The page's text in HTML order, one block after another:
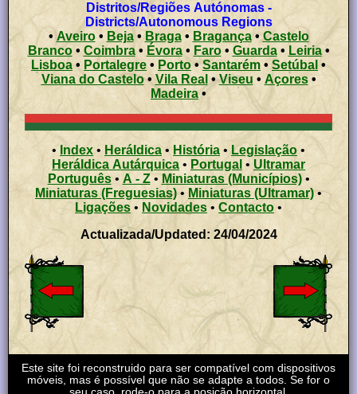
Distritos/Regiões Autónomas -
Districts/Autonomous Regions
•Aveiro• Beja• Braga• Bragança•Castelo
Branco• Coimbra• Évora• Faro• Guarda• Leiria•
Lisboa• Portalegre • Porto •Santarém • Setúbal •
Viana do Castelo• Vila Real •Viseu • Açores •
Madeira •
• Index • Heráldica • História • Legislação •
Heráldica Autárquica • Portugal •Ultramar
Português• A - Z•Miniaturas (Municípios)•
Miniaturas (Freguesias)• Miniaturas (Ultramar)•
Ligações • Novidades • Contacto •
Actualizada/Updated: 24/04/2024
Este site foi reconstruido para ser compatível com dispositivos
móveis, mas é possível que não se adapte a todos. Se for o